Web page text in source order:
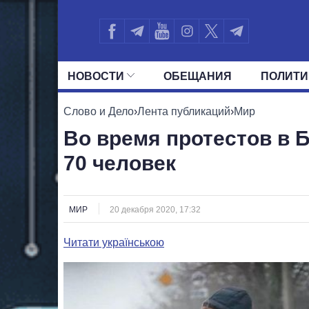
НОВОСТИ ОБЕЩАНИЯ
ВСЕ ПОЛИТИКИ ПРЕЗИДЕНТ И
Слово и Дело›Лента публикаций›Мир
Во время протестов в
70 человек
МИР 20 декабря 2020, 17:32
Читати українською